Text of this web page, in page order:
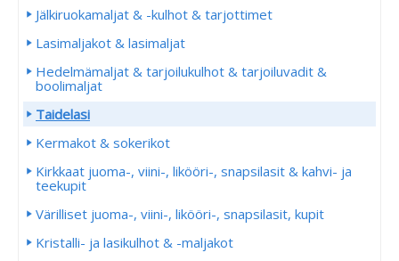
Jälkiruokamaljat & -kulhot & tarjottimet
Lasimaljakot & lasimaljat
Hedelmämaljat & tarjoilukulhot & tarjoiluvadit &
boolimaljat
Taidelasi
Kermakot & sokerikot
Kirkkaat juoma-, viini-, likööri-, snapsilasit & kahvi- ja
teekupit
Värilliset juoma-, viini-, likööri-, snapsilasit, kupit
Kristalli- ja lasikulhot & -maljakot